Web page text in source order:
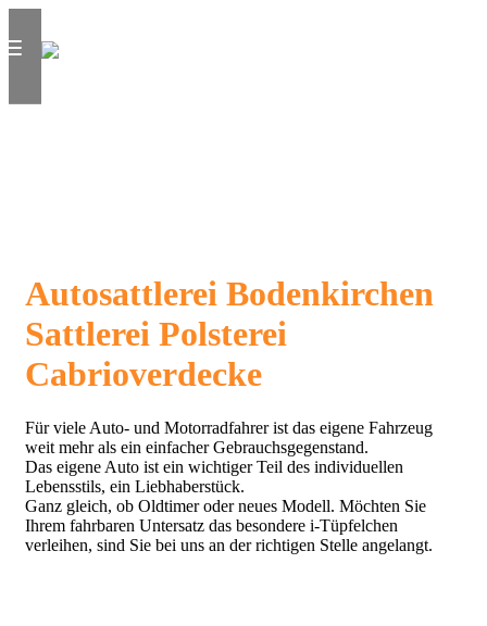
Autosattlerei Bodenkirchen
Sattlerei Polsterei
Cabrioverdecke
Für viele Auto- und Motorradfahrer ist das eigene Fahrzeug
weit mehr als ein einfacher Gebrauchsgegenstand.
Das eigene Auto ist ein wichtiger Teil des individuellen
Lebensstils, ein Liebhaberstück.
Ganz gleich, ob Oldtimer oder neues Modell. Möchten Sie
Ihrem fahrbaren Untersatz das besondere i-Tüpfelchen
verleihen, sind Sie bei uns an der richtigen Stelle angelangt.